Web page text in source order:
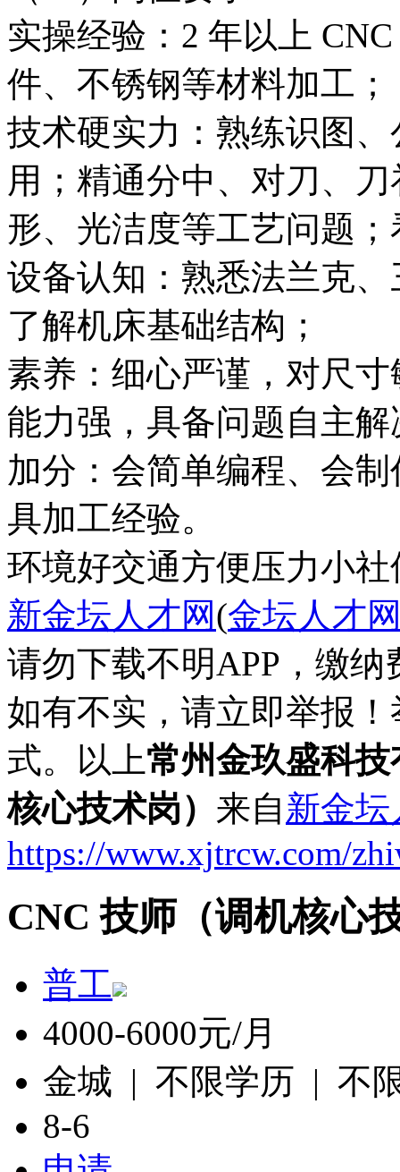
实操经验：2 年以上
件、不锈钢等材料加工；
技术硬实力：熟练识图
用；精通分中、对刀、
形、光洁度等工艺问题
设备认知：熟悉法兰克
了解机床基础结构；
素养：细心严谨，对尺
能力强，具备问题自主
加分：会简单编程、会
具加工经验。
环境好交通方便压力小社
新金坛人才网(金坛人才
请勿下载不明APP，缴
如有不实，请立即举报
式。以上常州金玖盛科
核心技术岗） 来自新金
https://www.xjtrcw.com/
CNC 技师（调机核心
普工
4000-6000元/月
金城 | 不限学历 | 不
8-6